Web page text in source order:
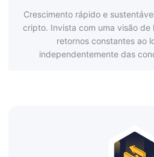
Crescimento rápido e
cripto. Invista com uma visão
retornos constantes ao
independentemente das